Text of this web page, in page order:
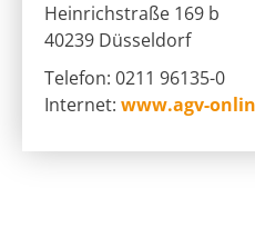
Heinrichstraße 169 b
40239 Düsseldorf
Telefon: 0211 96135-0
Internet: www.agv-